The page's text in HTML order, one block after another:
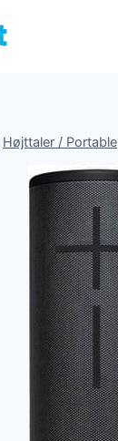
Højttaler / Portable